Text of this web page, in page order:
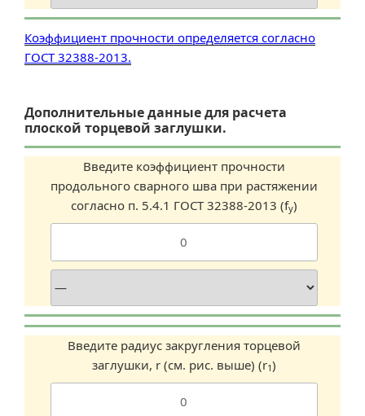
Коэффициент прочности определяется согласно
ГОСТ 32388-2013.
Дополнительные данные для расчета
плоской торцевой заглушки.
Введите коэффициент прочности
продольного сварного шва при растяжении
согласно п. 5.4.1 ГОСТ 32388-2013 (fy)
Введите радиус закругления торцевой
заглушки, r (см. рис. выше) (r1)